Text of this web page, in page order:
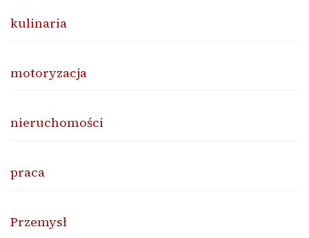
kulinaria
motoryzacja
nieruchomości
praca
Przemysł